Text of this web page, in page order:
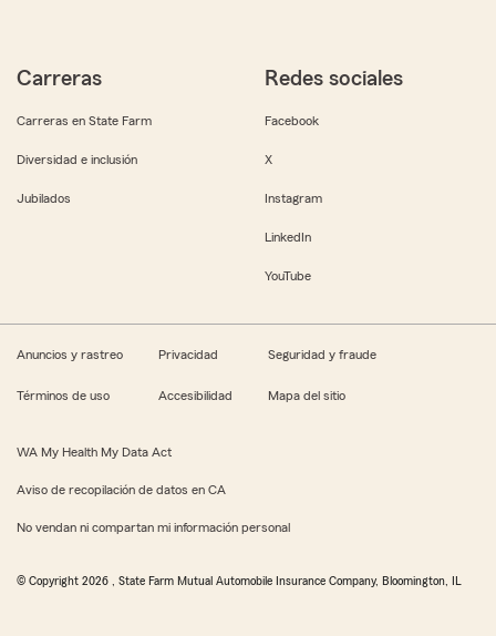
Carreras
Carreras en State Farm
Diversidad e inclusión
Jubilados
Redes sociales
Facebook
X
Instagram
LinkedIn
YouTube
Anuncios y rastreo Privacidad Seguridad y fraude
Términos de uso Accesibilidad Mapa del sitio
WA My Health My Data Act
Aviso de recopilación de datos en CA
No vendan ni compartan mi información personal
© Copyright 2026 , State Farm Mutual Automobile Insurance Company, Bloomington, IL